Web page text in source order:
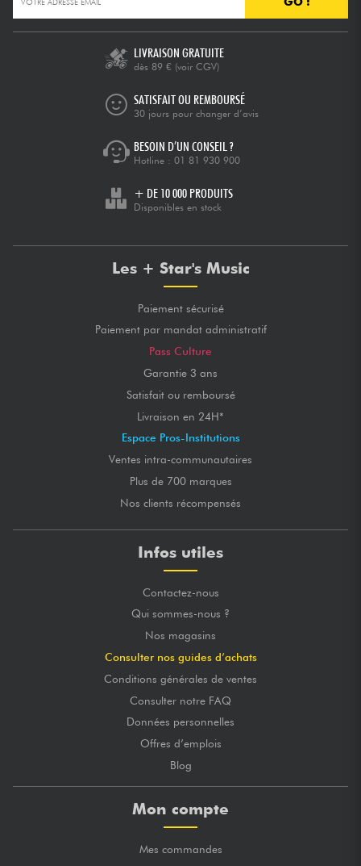
LIVRAISON GRATUITE
dès 89 € (voir CGV)
SATISFAIT OU REMBOURSÉ
30 jours pour changer d’avis
BESOIN D’UN CONSEIL ?
Hotline : 01 81 930 900
+ DE 10 000 PRODUITS
Disponibles en stock
Les + Star's Music
Paiement sécurisé
Paiement par mandat administratif
Pass Culture
Garantie 3 ans
Satisfait ou remboursé
Livraison en 24H*
Espace Pros-Institutions
Ventes intra-communautaires
Plus de 700 marques
Nos clients récompensés
Infos utiles
Contactez-nous
Qui sommes-nous ?
Nos magasins
Consulter nos guides d’achats
Conditions générales de ventes
Consulter notre FAQ
Données personnelles
Offres d’emplois
Blog
Mon compte
Mes commandes